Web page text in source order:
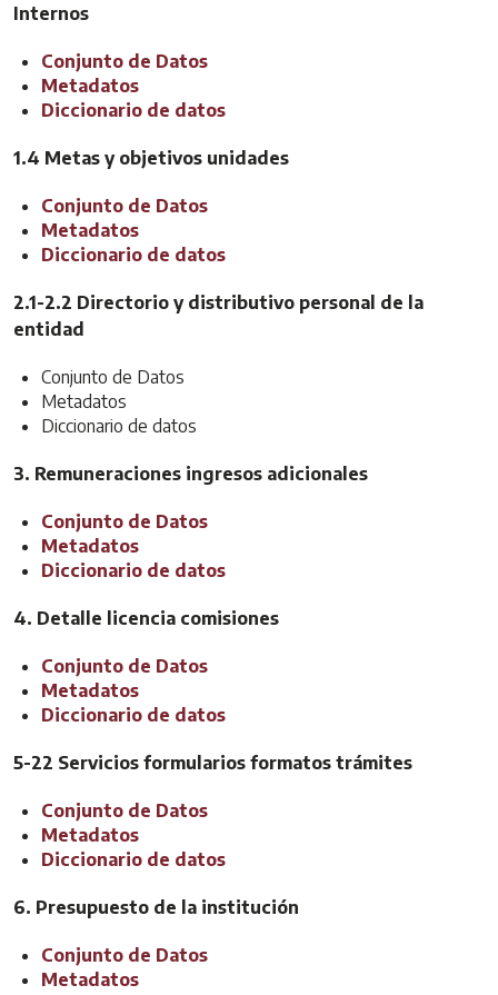
Internos
Conjunto de Datos
Metadatos
Diccionario de datos
1.4 Metas y objetivos unidades
Conjunto de Datos
Metadatos
Diccionario de datos
2.1-2.2 Directorio y distributivo personal de la
entidad
Conjunto de Datos
Metadatos
Diccionario de datos
3. Remuneraciones ingresos adicionales
Conjunto de Datos
Metadatos
Diccionario de datos
4. Detalle licencia comisiones
Conjunto de Datos
Metadatos
Diccionario de datos
5-22 Servicios formularios formatos trámites
Conjunto de Datos
Metadatos
Diccionario de datos
6. Presupuesto de la institución
Conjunto de Datos
Metadatos